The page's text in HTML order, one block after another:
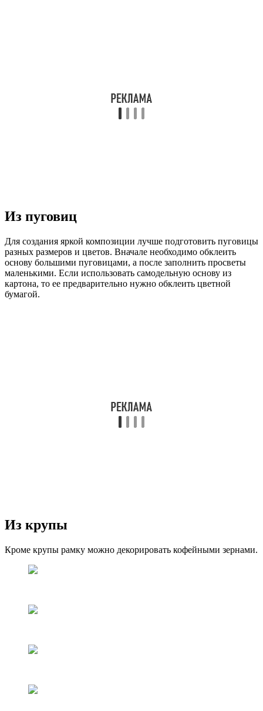
Из пуговиц
Для создания яркой композиции лучше подготовить пуговицы
разных размеров и цветов. Вначале необходимо обклеить
основу большими пуговицами, а после заполнить просветы
маленькими. Если использовать самодельную основу из
картона, то ее предварительно нужно обклеить цветной
бумагой.
Из крупы
Кроме крупы рамку можно декорировать кофейными зернами.